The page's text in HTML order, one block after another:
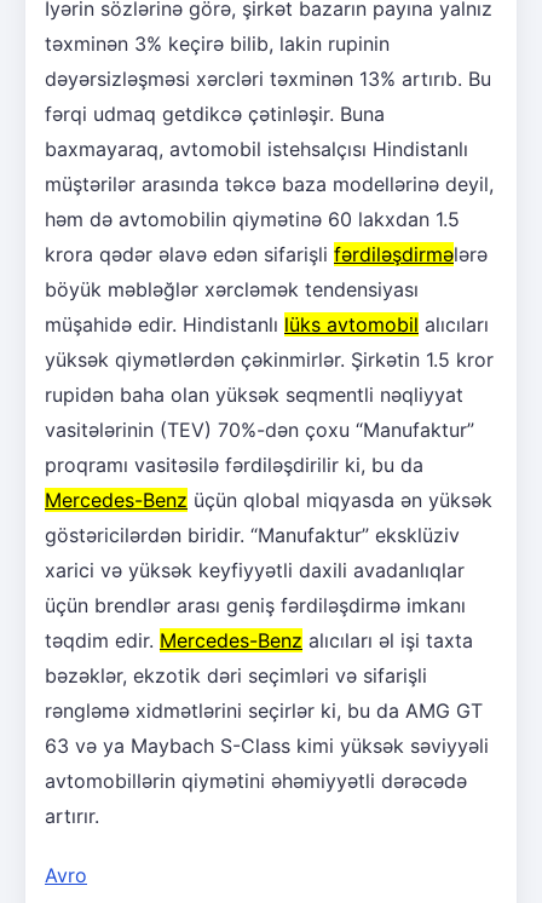
İyərin sözlərinə görə, şirkət bazarın payına yalnız
təxminən 3% keçirə bilib, lakin rupinin
dəyərsizləşməsi xərcləri təxminən 13% artırıb. Bu
fərqi udmaq getdikcə çətinləşir. Buna
baxmayaraq, avtomobil istehsalçısı Hindistanlı
müştərilər arasında təkcə baza modellərinə deyil,
həm də avtomobilin qiymətinə 60 lakxdan 1.5
krora qədər əlavə edən sifarişli fərdiləşdirmələrə
böyük məbləğlər xərcləmək tendensiyası
müşahidə edir. Hindistanlı lüks avtomobil alıcıları
yüksək qiymətlərdən çəkinmirlər. Şirkətin 1.5 kror
rupidən baha olan yüksək seqmentli nəqliyyat
vasitələrinin (TEV) 70%-dən çoxu “Manufaktur”
proqramı vasitəsilə fərdiləşdirilir ki, bu da
Mercedes-Benz üçün qlobal miqyasda ən yüksək
göstəricilərdən biridir. “Manufaktur” eksklüziv
xarici və yüksək keyfiyyətli daxili avadanlıqlar
üçün brendlər arası geniş fərdiləşdirmə imkanı
təqdim edir. Mercedes-Benz alıcıları əl işi taxta
bəzəklər, ekzotik dəri seçimləri və sifarişli
rəngləmə xidmətlərini seçirlər ki, bu da AMG GT
63 və ya Maybach S-Class kimi yüksək səviyyəli
avtomobillərin qiymətini əhəmiyyətli dərəcədə
artırır.
Avro